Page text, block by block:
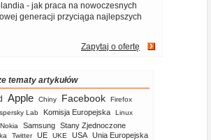
- jak praca na nowoczesnych
generacji przyciąga najlepszych
Zapytaj o ofertę
tematy artykułów
Apple Chiny Facebook Firefox
Lab Komisja Europejska Linux
Nokia Samsung Stany Zjednoczone
Twitter UE UKE USA Unia Europejska